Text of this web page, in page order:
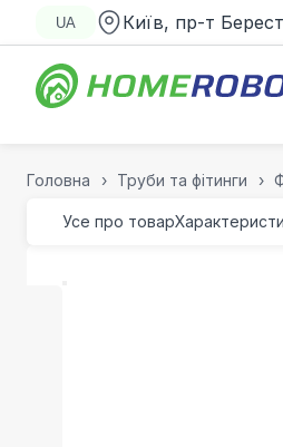
UA Київ, пр-т
Головна Труби та фітинги
Усе про товар